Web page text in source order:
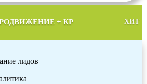
+ КР ХИТ
лидов